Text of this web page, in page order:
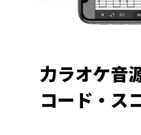
力ラオケ音
コード・ス